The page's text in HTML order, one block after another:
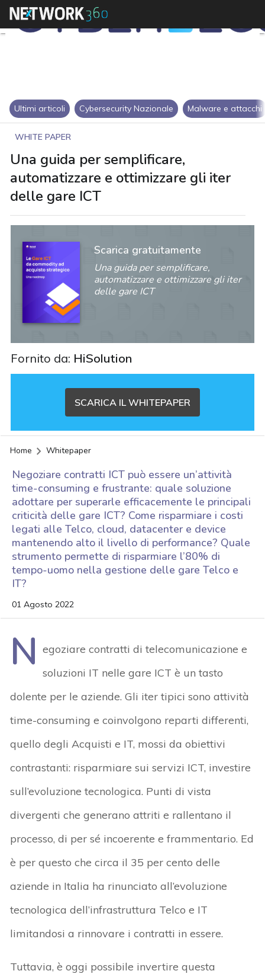
Ultimi articoli Cybersecurity Nazionale Malware e attacchi
WHITE PAPER
Una guida per semplificare,
automatizzare e ottimizzare gli iter
delle gare ICT
Scarica gratuitamente
Una guida per semplificare,
automatizzare e ottimizzare gli iter
delle gare ICT
Fornito da: HiSolution
SCARICA IL WHITEPAPER
Home Whitepaper
Negoziare contratti ICT può essere un’attività
time-consuming e frustrante: quale soluzione
adottare per superarle efficacemente le principali
criticità delle gare ICT? Come risparmiare i costi
legati alle Telco, cloud, datacenter e device
mantenendo alto il livello di performance? Quale
strumento permette di risparmiare l’80% di
tempo-uomo nella gestione delle gare Telco e
IT?
01 Agosto 2022
N egoziare contratti di telecomunicazione e
soluzioni IT nelle gare ICT è un tasto
dolente per le aziende. Gli iter tipici sono attività
time-consuming e coinvolgono reparti differenti,
quello degli Acquisti e IT, mossi da obiettivi
contrastanti: risparmiare sui servizi ICT, investire
sull’evoluzione tecnologica. Punti di vista
divergenti che generano attriti e rallentano il
processo, di per sé incoerente e frammentario. Ed
è per questo che circa il 35 per cento delle
aziende in Italia ha rinunciato all’evoluzione
tecnologica dell’infrastruttura Telco e IT
limitandosi a rinnovare i contratti in essere.
Tuttavia, è oggi possibile invertire questa